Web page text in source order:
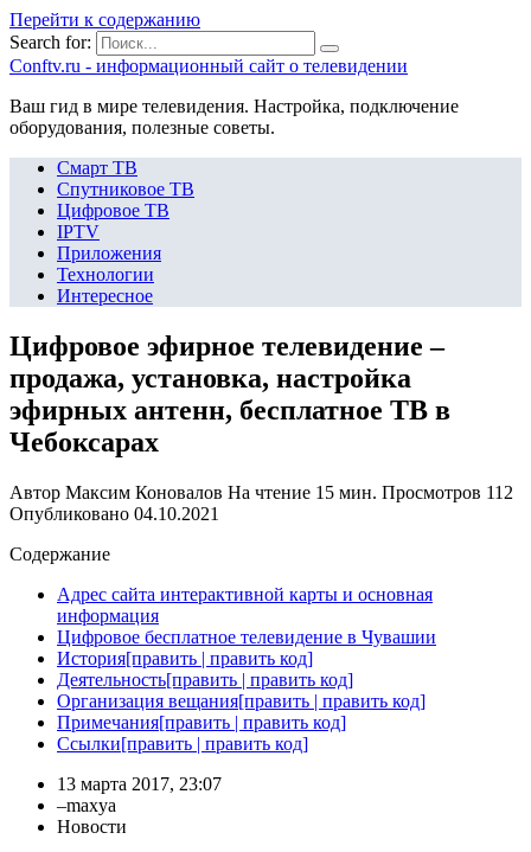
Перейти к содержанию
Search for:
Сonftv.ru - информационный сайт о телевидении
Ваш гид в мире телевидения. Настройка, подключение
оборудования, полезные советы.
Смарт ТВ
Спутниковое ТВ
Цифровое ТВ
IPTV
Приложения
Технологии
Интересное
Цифровое эфирное телевидение –
продажа, установка, настройка
эфирных антенн, бесплатное ТВ в
Чебоксарах
Автор Максим Коновалов На чтение 15 мин. Просмотров 112
Опубликовано 04.10.2021
Содержание
Адрес сайта интерактивной карты и основная
информация
Цифровое бесплатное телевидение в Чувашии
История[править | править код]
Деятельность[править | править код]
Организация вещания[править | править код]
Примечания[править | править код]
Ссылки[править | править код]
13 марта 2017, 23:07
–maxya
Новости